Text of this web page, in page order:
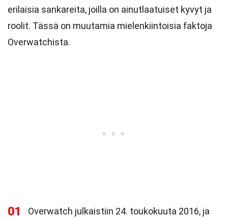
erilaisia sankareita, joilla on ainutlaatuiset kyvyt ja
roolit. Tässä on muutamia mielenkiintoisia faktoja
Overwatchista.
01
Overwatch julkaistiin 24. toukokuuta 2016, ja